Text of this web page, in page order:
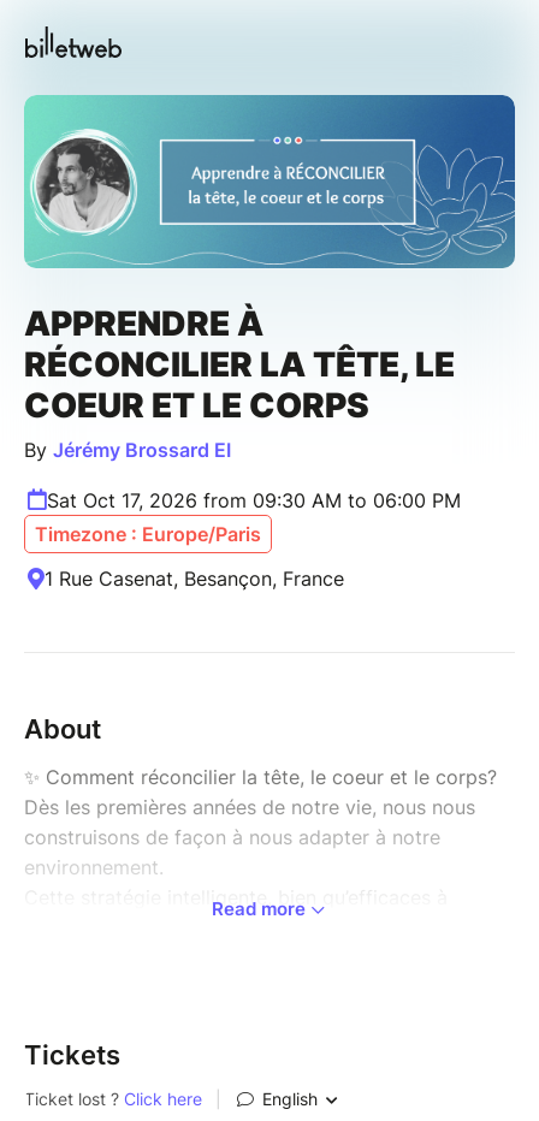
APPRENDRE À
RÉCONCILIER LA TÊTE, LE
COEUR ET LE CORPS
By Jérémy Brossard EI
Sat Oct 17, 2026 from 09:30 AM to 06:00 PM
Timezone : Europe/Paris
1 Rue Casenat, Besançon, France
About
✨ Comment réconcilier la tête, le coeur et le corps?
Dès les premières années de notre vie, nous nous
construisons de façon à nous adapter à notre
environnement.
Cette stratégie intelligente, bien qu’efficaces à
pour soi.
Ce manque d’alignement et de réceptivité se
Read more
Tickets